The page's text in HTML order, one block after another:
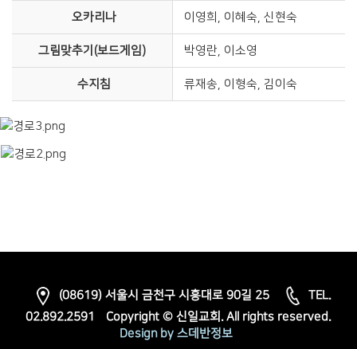
오카리나 이영희, 이혜숙, 신현숙
그림맞추기(보드게임) 박영란, 이소영
수지침 류재송, 이형숙, 김이숙
(08619) 서울시 금천구 시흥대로 90길 25
TEL.
02.892.2591
Copyright © 신일교회. All rights reserved.
Design by 스데반정보